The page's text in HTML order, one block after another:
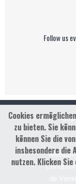
Follow us
de
Cookies
zu bieten. Sie
können Sie die
insbesondere die
nutzen. Klicken